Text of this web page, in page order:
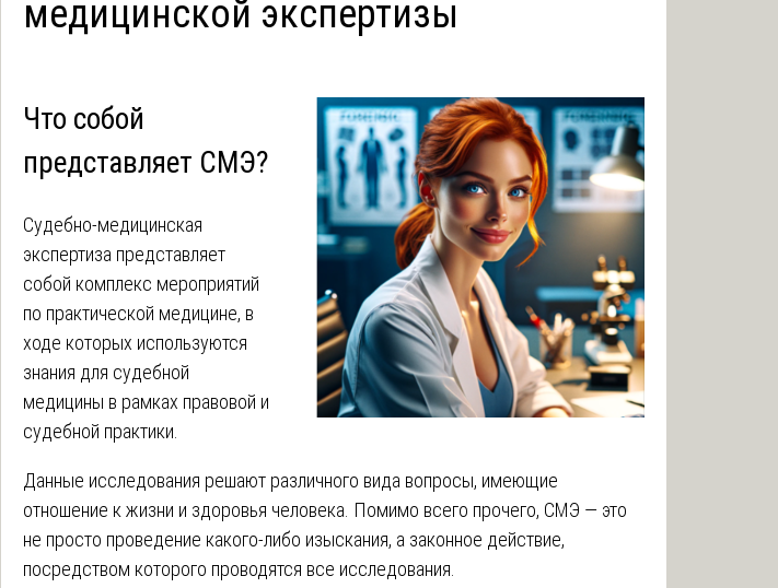
медицинской экспертизы
Что собой
представляет СМЭ?
Судебно-медицинская
экспертиза представляет
собой комплекс мероприятий
по практической медицине, в
ходе которых используются
знания для судебной
медицины в рамках правовой и
судебной практики.
Данные исследования решают различного вида вопросы, имеющие
отношение к жизни и здоровья человека. Помимо всего прочего, СМЭ — это
не просто проведение какого-либо изыскания, а законное действие,
посредством которого проводятся все исследования.